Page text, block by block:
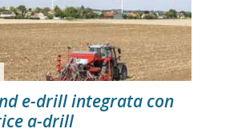
e-drill integrata con
a-drill